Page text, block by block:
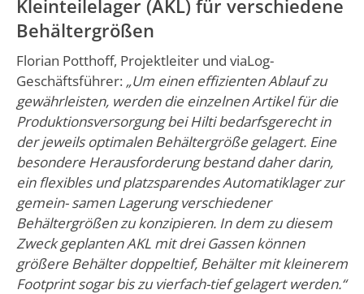
Kleinteilelager (AKL) für verschiedene
Behältergrößen
Florian Potthoff, Projektleiter und viaLog-
Geschäftsführer: „Um einen effizienten Ablauf zu
gewährleisten, werden die einzelnen Artikel für die
Produktionsversorgung bei Hilti bedarfsgerecht in
der jeweils optimalen Behältergröße gelagert. Eine
besondere Herausforderung bestand daher darin,
ein flexibles und platzsparendes Automatiklager zur
gemein- samen Lagerung verschiedener
Behältergrößen zu konzipieren. In dem zu diesem
Zweck geplanten AKL mit drei Gassen können
größere Behälter doppeltief, Behälter mit kleinerem
Footprint sogar bis zu vierfach-tief gelagert werden.“